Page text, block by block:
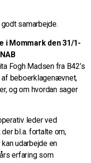
samarbejde.
i Mommark den 31/1-
Fogh Madsen fra B42’s
af beboerklagenævnet,
og om hvordan sager
leder ved
bl.a. fortalte om,
udarbejde en
erfaring som